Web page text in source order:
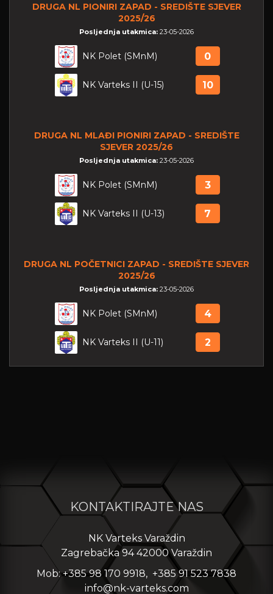
DRUGA NL PIONIRI ZAPAD - SREDIŠTE SJEVER
2025/26
Posljednja utakmica: 23-05-2026
NK Polet (SMnM) 0
NK Varteks II (U-15) 10
DRUGA NL MLAĐI PIONIRI ZAPAD - SREDIŠTE
SJEVER 2025/26
Posljednja utakmica: 23-05-2026
NK Polet (SMnM) 3
NK Varteks II (U-13) 7
DRUGA NL POČETNICI ZAPAD - SREDIŠTE SJEVER
2025/26
Posljednja utakmica: 23-05-2026
NK Polet (SMnM) 4
NK Varteks II (U-11) 2
KONTAKTIRAJTE NAS
NK Varteks Varaždin
Zagrebačka 94 42000 Varaždin
Mob: +385 98 170 9918, +385 91 523 7838
info@nk-varteks.com